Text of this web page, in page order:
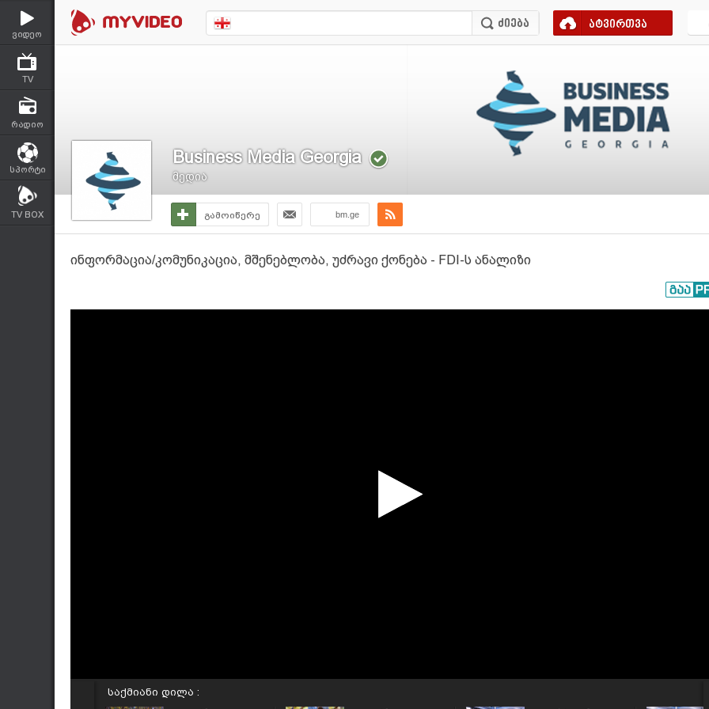
ვიდეო
TV
რადიო
სპორტი
TV BOX
ატვირთვა
Business Media Georgia
მედია
გამოიწერე bm.ge
ინფორმაცია/კომუნიკაცია, მშენებლობა, უძრავი ქონება - FDI-ს ანალიზი
საქმიანი დილა :